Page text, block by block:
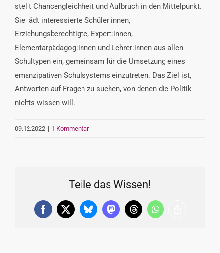
stellt Chancengleichheit und Aufbruch in den Mittelpunkt.
Sie lädt interessierte Schüler:innen,
Erziehungsberechtigte, Expert:innen,
Elementarpädagog:innen und Lehrer:innen aus allen
Schultypen ein, gemeinsam für die Umsetzung eines
emanzipativen Schulsystems einzutreten. Das Ziel ist,
Antworten auf Fragen zu suchen, von denen die Politik
nichts wissen will.
09.12.2022 | 1 Kommentar
Teile das Wissen!
Facebook
X BlueskyMastodonThreadsWhatsApp